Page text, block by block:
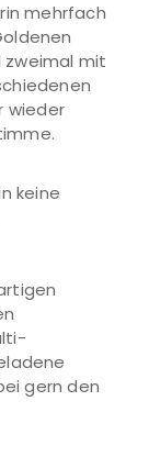
mehrfach
zweimal mit
wieder
keine
gern den